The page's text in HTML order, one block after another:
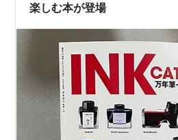
楽しむ本が登場